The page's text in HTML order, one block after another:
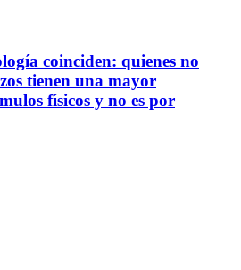
coinciden: quienes no
tienen una mayor
físicos y no es por